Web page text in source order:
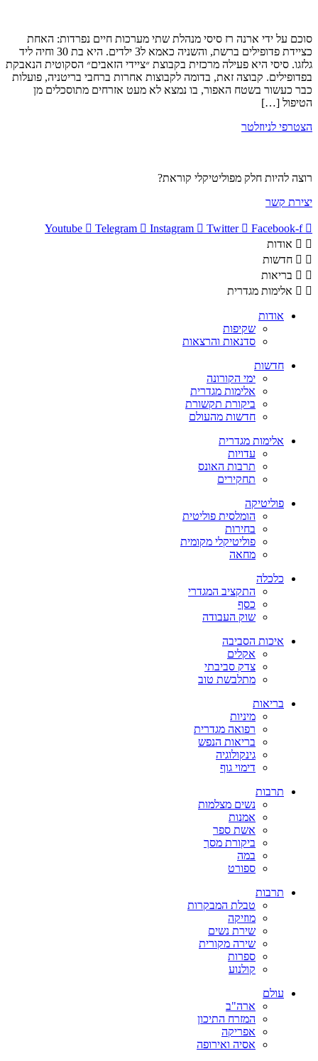
סוכם על ידי ארנה רז סיסי מנהלת שתי מערכות חיים נפרדות: האחת
כציידת פדופילים ברשת, והשניה כאמא ל3 ילדים. היא בת 30 וחיה ליד
גלזגו. סיסי היא פעילה מרכזית בקבוצת ״ציידי הזאבים״ הסקוטית הנאבקת
בפדופילים. קבוצה זאת, בדומה לקבוצות אחרות ברחבי בריטניה, פועלות
כבר כעשור בשטח האפור, בו נמצא לא מעט אזרחים מתוסכלים מן
הטיפול […]
הצטרפי לניוזלטר
רוצה להיות חלק מפוליטיקלי קוראת?
יצירת קשר
Youtube Telegram Instagram Twitter
Facebook-f
אודות
חדשות
בריאות
אלימות מגדרית
אודות
שקיפות
סדנאות והרצאות
חדשות
ימי הקורונה
אלימות מגדרית
ביקורת תקשורת
חדשות מהעולם
אלימות מגדרית
עדויות
תרבות האונס
תחקירים
פוליטיקה
הומלסית פוליטית
בחירות
פוליטיקלי מקומית
מחאה
כלכלה
התקציב המגדרי
כסף
שוק העבודה
איכות הסביבה
אקלים
צדק סביבתי
מתלבשת טוב
בריאות
מיניות
רפואה מגדרית
בריאות הנפש
גינקולוגיה
דימוי גוף
תרבות
נשים מצלמות
אמנות
אשת ספר
ביקורת מסך
במה
ספורט
תרבות
טבלת המבקרות
מוזיקה
שירת נשים
שירה מקורית
ספרות
קולנוע
עולם
ארה"ב
המזרח התיכון
אפריקה
אסיה ואירופה